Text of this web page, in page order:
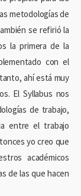
metodologías de
se refirió la
la primera de la
con el
ahí está muy
El Syllabus nos
de trabajo,
entre el trabajo
yo creo que
académicos
de las que hacen